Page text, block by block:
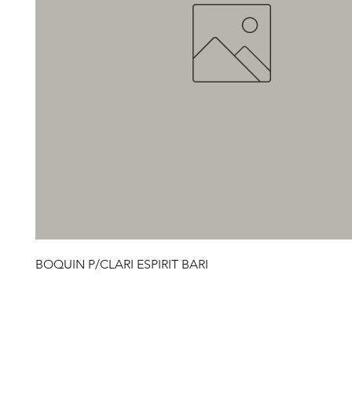
BOQUIN P/CLARI ESPIRIT BARI